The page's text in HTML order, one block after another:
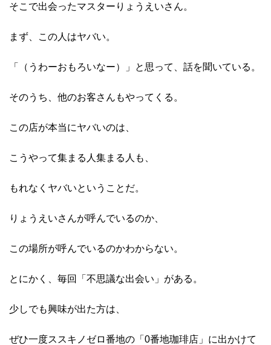
そこで出会ったマスターりょうえいさん。
まず、この人はヤバい。
「（うわーおもろいなー）」と思って、話を聞いている。
そのうち、他のお客さんもやってくる。
この店が本当にヤバいのは、
こうやって集まる人集まる人も、
もれなくヤバいということだ。
りょうえいさんが呼んでいるのか、
この場所が呼んでいるのかわからない。
とにかく、毎回「不思議な出会い」がある。
少しでも興味が出た方は、
ぜひ一度ススキノゼロ番地の「0番地珈琲店」に出かけて